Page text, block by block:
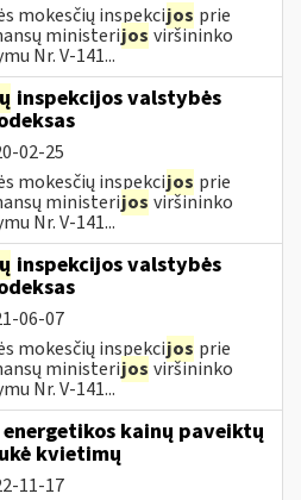
mokesčių inspekcijos prie
ministerijos viršininko
Nr. V-141...
inspekcijos valstybės
02-25
mokesčių inspekcijos prie
ministerijos viršininko
Nr. V-141...
inspekcijos valstybės
06-07
mokesčių inspekcijos prie
ministerijos viršininko
Nr. V-141...
kainų paveiktų
kvietimų
11-17